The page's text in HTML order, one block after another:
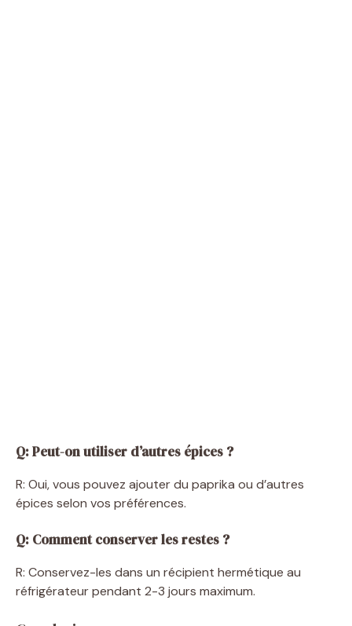
Q: Peut-on utiliser d’autres épices ?
R: Oui, vous pouvez ajouter du paprika ou d’autres
épices selon vos préférences.
Q: Comment conserver les restes ?
R: Conservez-les dans un récipient hermétique au
réfrigérateur pendant 2-3 jours maximum.